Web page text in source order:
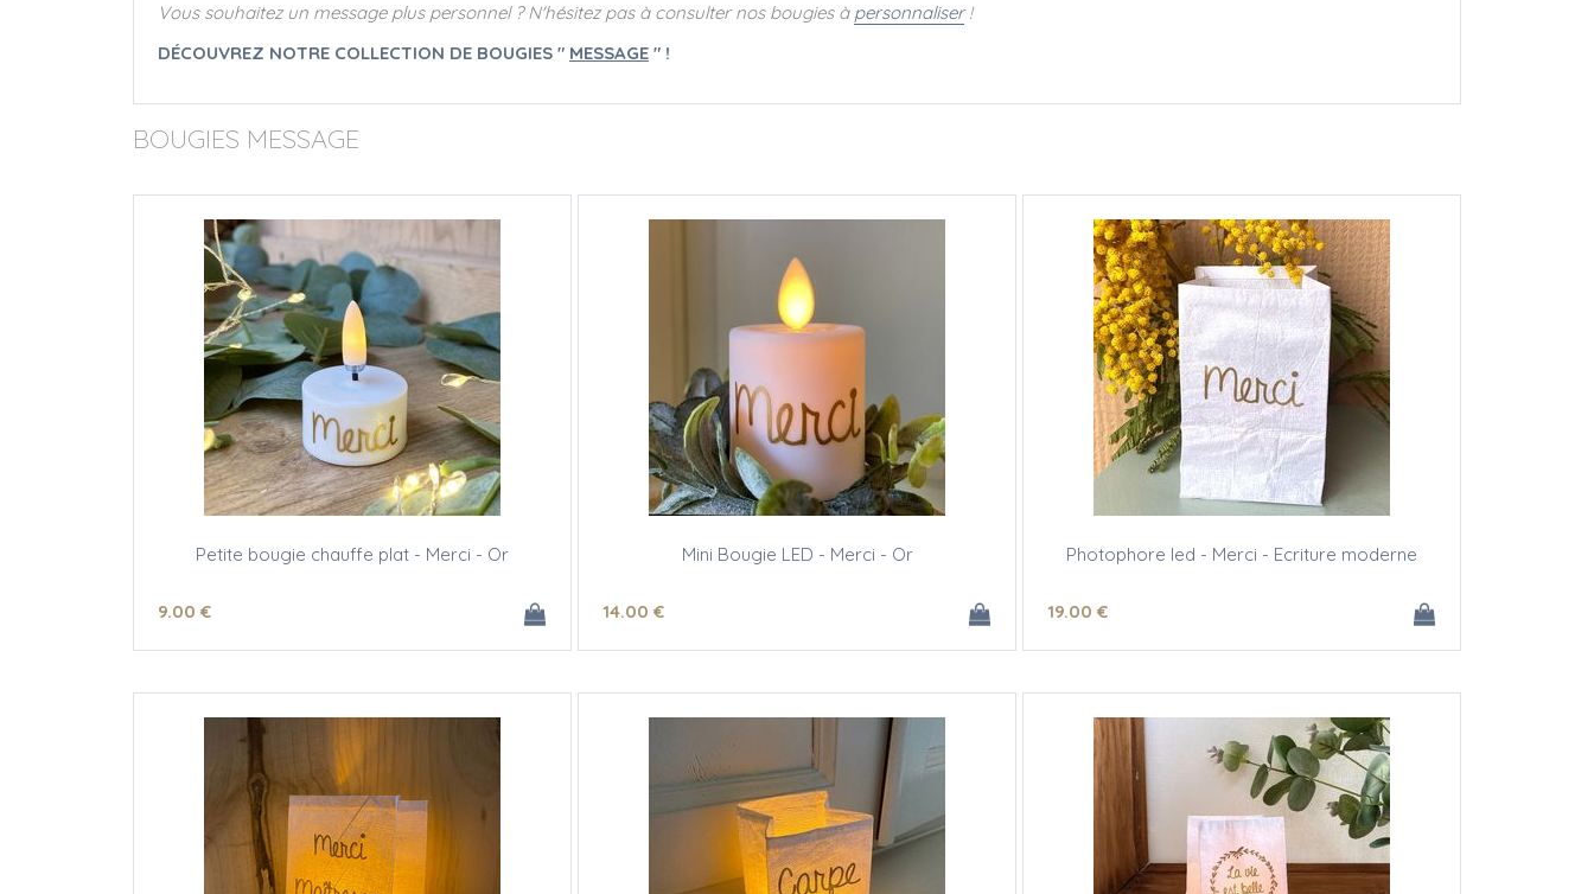
Vous souhaitez un message plus personnel ? N'hésitez pas à consulter nos bougies à personnaliser!
DÉCOUVREZ NOTRE COLLECTION DE BOUGIES " MESSAGE " !
BOUGIES MESSAGE
Petite bougie chauffe plat - Merci - Or
9.00 €
Mini Bougie LED - Merci - Or
14.00 €
Photophore led - Merci - Ecriture moderne
19.00 €